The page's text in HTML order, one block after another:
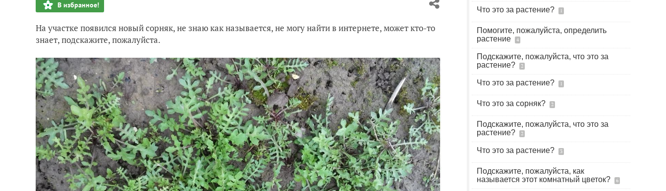
В избранное!
На участке появился новый сорняк, не знаю как называется, не могу найти в интернете, может кто-то
знает, подскажите, пожалуйста.
Что это за растение? 1
Помогите, пожалуйста, определить
растение
4
Подскажите, пожалуйста, что это за
растение?
2
Что это за растение? 1
Что это за сорняк? 2
Подскажите, пожалуйста, что это за
растение?
2
Что это за растение? 3
Подскажите, пожалуйста, как
называется этот комнатный цветок?
6